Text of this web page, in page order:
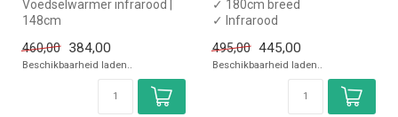
Voedselwarmer infrarood |
148cm
460,00
384,00
Beschikbaarheid laden..
✓ 180cm breed
✓ Infrarood
✓ 230 Volt
495,00 445,00
Beschikbaarheid laden..